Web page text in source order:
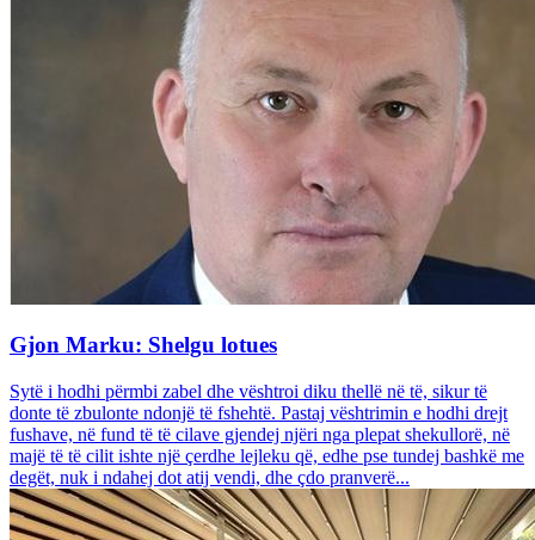
Gjon Marku: Shelgu lotues
Sytë i hodhi përmbi zabel dhe vështroi diku thellë në të, sikur të
donte të zbulonte ndonjë të fshehtë. Pastaj vështrimin e hodhi drejt
fushave, në fund të të cilave gjendej njëri nga plepat shekullorë, në
majë të të cilit ishte një çerdhe lejleku që, edhe pse tundej bashkë me
degët, nuk i ndahej dot atij vendi, dhe çdo pranverë...